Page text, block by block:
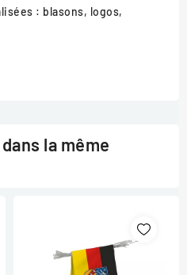
: blasons, logos,
la même